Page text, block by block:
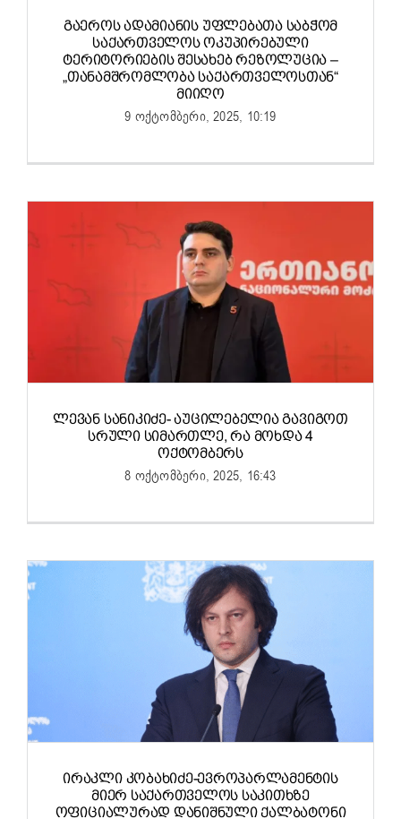
ᲒᲐᲔᲠᲝᲡ ᲐᲓᲐᲛᲘᲐᲜᲘᲡ ᲣᲤᲚᲔᲑᲐᲗᲐ ᲡᲐᲑᲭᲝᲛ
ᲡᲐᲥᲐᲠᲗᲕᲔᲚᲝᲡ ᲝᲙᲣᲞᲘᲠᲔᲑᲣᲚᲘ
ᲢᲔᲠᲘᲢᲝᲠᲘᲔᲑᲘᲡ ᲨᲔᲡᲐᲮᲔᲑ ᲠᲔᲖᲝᲚᲣᲪᲘᲐ –
„ᲗᲐᲜᲐᲛᲨᲠᲝᲛᲚᲝᲑᲐ ᲡᲐᲥᲐᲠᲗᲕᲔᲚᲝᲡᲗᲐᲜ“
ᲛᲘᲘᲦᲝ
9 ოქტომბერი, 2025, 10:19
ᲚᲔᲕᲐᲜ ᲡᲐᲜᲘᲙᲘᲫᲔ- ᲐᲣᲪᲘᲚᲔᲑᲔᲚᲘᲐ ᲒᲐᲕᲘᲒᲝᲗ
ᲡᲠᲣᲚᲘ ᲡᲘᲛᲐᲠᲗᲚᲔ, ᲠᲐ ᲛᲝᲮᲓᲐ 4
ᲝᲥᲢᲝᲛᲑᲔᲠᲡ
8 ოქტომბერი, 2025, 16:43
ᲘᲠᲐᲙᲚᲘ ᲙᲝᲑᲐᲮᲘᲫᲔ-ᲔᲕᲠᲝᲞᲐᲠᲚᲐᲛᲔᲜᲢᲘᲡ
ᲛᲘᲔᲠ ᲡᲐᲥᲐᲠᲗᲕᲔᲚᲝᲡ ᲡᲐᲙᲘᲗᲮᲖᲔ
ᲝᲤᲘᲪᲘᲐᲚᲣᲠᲐᲓ ᲓᲐᲜᲘᲨᲜᲣᲚᲘ ᲥᲐᲚᲑᲐᲢᲝᲜᲘ